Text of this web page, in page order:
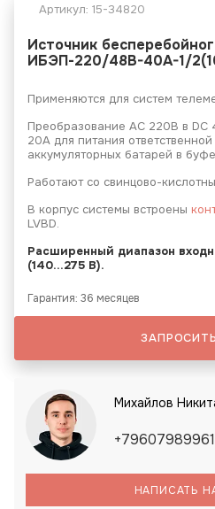
Артикул: 15-34820
Источник
ИБЭП-220/48B-40A-1/
Применяются для систем
Преобразование АС 220В в DC
20А для питания
аккумуляторных батарей в
Работают со свинцово-
В корпус системы встроены
LVBD.
Расширенный диапазон
(140...275 В).
Гарантия: 36 месяцев
Михайлов
+79607989961
НАПИСАТЬ